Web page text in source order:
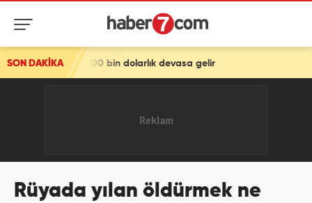
SON DAKİKA
bin dolarlık devasa gelir
Rüyada yılan öldürmek ne